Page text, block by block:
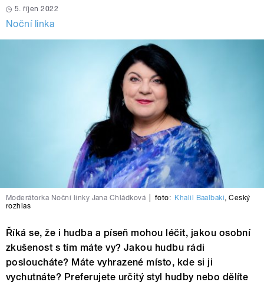
5. říjen 2022
Noční linka
Moderátorka Noční linky Jana Chládková foto: Khalil Baalbaki,Český
rozhlas
Říká se, že i hudba a píseň mohou léčit, jakou osobní
zkušenost s tím máte vy? Jakou hudbu rádi
posloucháte? Máte vyhrazené místo, kde si ji
vychutnáte? Preferujete určitý styl hudby nebo dělíte